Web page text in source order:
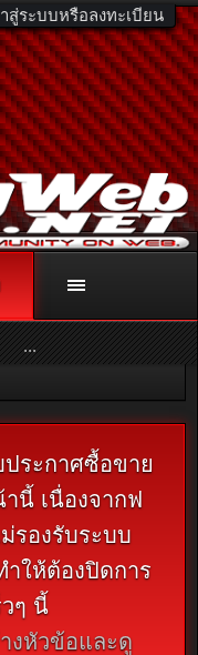
าสู่ระบบหรือลงทะเบียน
หรือโทร. 081-811-1138
ติม คลิกที่นี่
ระกาศซื้อขาย
านี้ เนื่องจากฟ
รองรับระบบ
ให้ต้องปิดการ
ๆ นี้
งหัวข้อและดู
...